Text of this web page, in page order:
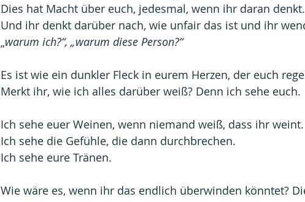
Dies hat Macht über euch, jedesmal, wenn ihr daran denkt.
Und ihr denkt darüber nach, wie unfair das ist und ihr
„warum ich?“, „warum diese Person?“
Es ist wie ein dunkler Fleck in eurem Herzen, der euch
Merkt ihr, wie ich alles darüber weiß? Denn ich sehe euch.
Ich sehe euer Weinen, wenn niemand weiß, dass ihr weint.
Ich sehe die Gefühle, die dann durchbrechen.
Ich sehe eure Tränen.
Wie wäre es, wenn ihr das endlich überwinden könntet?